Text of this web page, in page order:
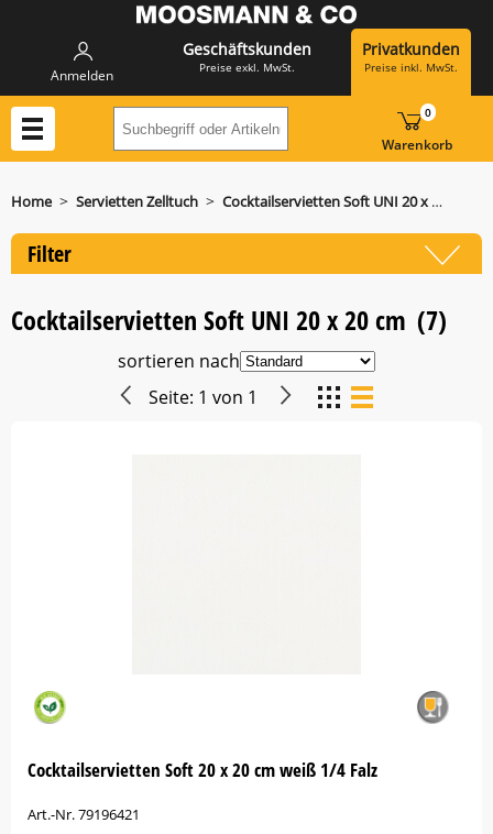
Anmelden
Geschäftskunden
Preise exkl. MwSt.
Privatkunden
Preise inkl. MwSt.
Suchbegriff oder Artikelnummer hier
Warenkorb
0
Home > Servietten Zelltuch > Cocktailservietten Soft UNI 20 x 20 cm
Filter
Cocktailservietten Soft UNI 20 x 20 cm (7)
sortieren nach
Seite: 1 von 1
Cocktailservietten Soft 20 x 20 cm weiß 1/4 Falz
Art.-Nr. 79196421